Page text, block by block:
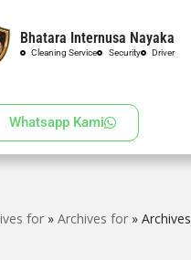
Bhatara Internusa Nayaka
Cleaning Service Security Driver
Whatsapp Kami
for » Archives for »